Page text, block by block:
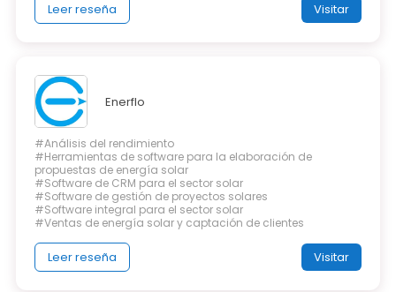
Leer reseña Visitar
Enerflo
#Análisis del rendimiento
#Herramientas de software para la elaboración de
propuestas de energía solar
#Software de CRM para el sector solar
#Software de gestión de proyectos solares
#Software integral para el sector solar
#Ventas de energía solar y captación de clientes
Leer reseña Visitar